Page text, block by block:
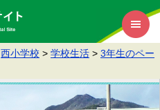
西小学校 > 学校生活 > 3年生のペー